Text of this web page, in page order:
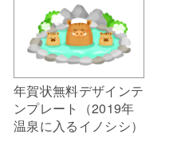
年賀状無料デザインテ
ンプレート（2019年
温泉に入るイノシシ）